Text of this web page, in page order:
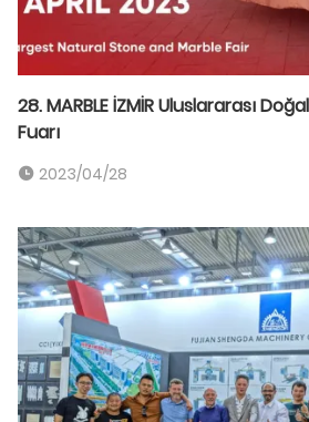
28. MARBLE İZMİR Uluslararası
Fuarı
2023/04/28